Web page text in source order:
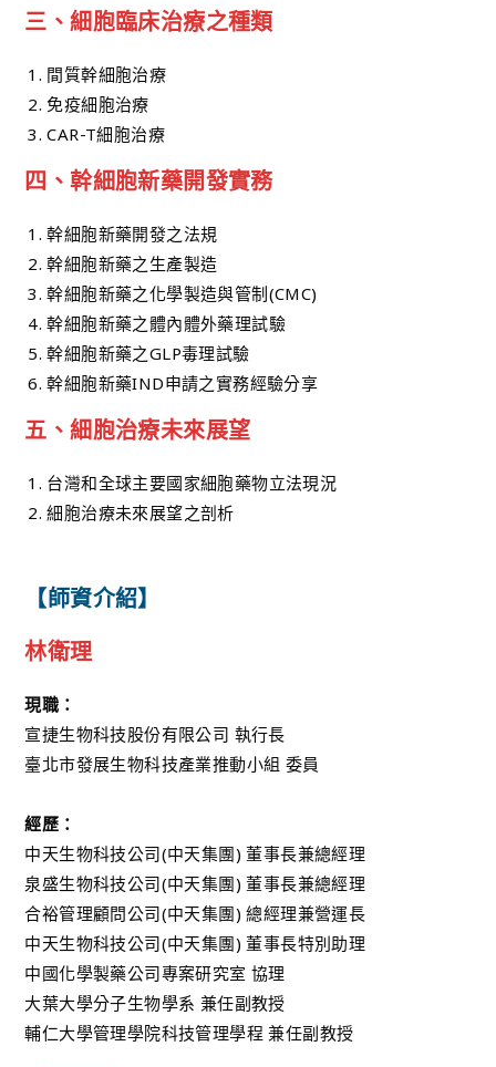
三、細胞臨床治療之種類
間質幹細胞治療
免疫細胞治療
CAR-T細胞治療
四、幹細胞新藥開發實務
幹細胞新藥開發之法規
幹細胞新藥之生產製造
幹細胞新藥之化學製造與管制(CMC)
幹細胞新藥之體內體外藥理試驗
幹細胞新藥之GLP毒理試驗
幹細胞新藥IND申請之實務經驗分享
五、細胞治療未來展望
台灣和全球主要國家細胞藥物立法現況
細胞治療未來展望之剖析
【師資介紹】
林衛理
現職：
宣捷生物科技股份有限公司 執行長
臺北市發展生物科技產業推動小組 委員
經歷：
中天生物科技公司(中天集團) 董事長兼總經理
泉盛生物科技公司(中天集團) 董事長兼總經理
合裕管理顧問公司(中天集團) 總經理兼營運長
中天生物科技公司(中天集團) 董事長特別助理
中國化學製藥公司專案研究室 協理
大葉大學分子生物學系 兼任副教授
輔仁大學管理學院科技管理學程 兼任副教授